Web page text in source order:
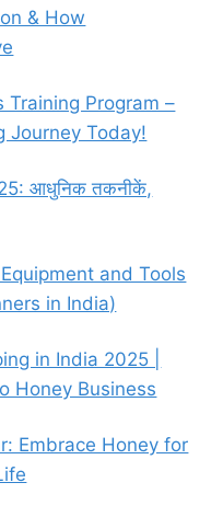
& How
Training Program –
Journey Today!
आधुनिक तकनीकें,
and Tools
in India)
in India 2025 |
Honey Business
Embrace Honey for